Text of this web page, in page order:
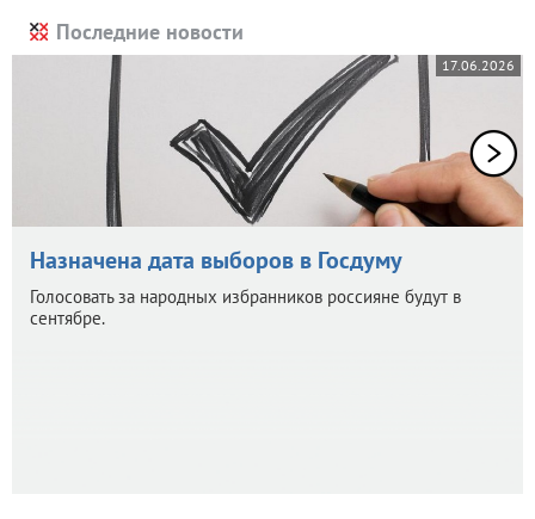
Последние новости
17.06.2026
Назначена дата выборов в Госдуму
Голосовать за народных избранников россияне будут в
сентябре.